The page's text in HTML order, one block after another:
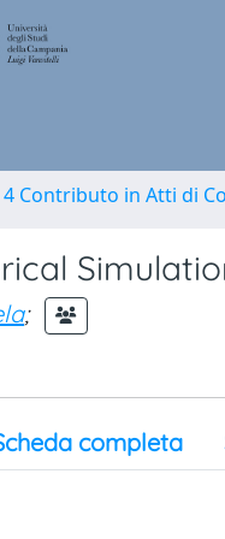
4 Contributo in Atti di
;
completa